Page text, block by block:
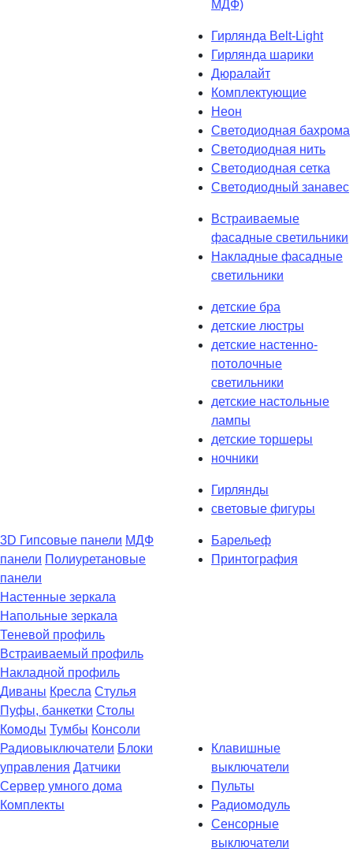
МДФ)
Гирлянда Belt-Light
Гирлянда шарики
Дюралайт
Комплектующие
Неон
Светодиодная бахрома
Светодиодная нить
Светодиодная сетка
Светодиодный занавес
Встраиваемые
фасадные светильники
Накладные фасадные
светильники
детские бра
детские люстры
детские настенно-
потолочные
светильники
детские настольные
лампы
детские торшеры
ночники
Гирлянды
световые фигуры
3D Гипсовые панели МДФ
панели Полиуретановые
панели
Барельеф
Принтография
Настенные зеркала
Напольные зеркала
Теневой профиль
Встраиваемый профиль
Накладной профиль
Диваны Кресла Стулья
Пуфы, банкетки Столы
Комоды Тумбы Консоли
Радиовыключатели Блоки
управления Датчики
Сервер умного дома
Комплекты
Клавишные
выключатели
Пульты
Радиомодуль
Сенсорные
выключатели